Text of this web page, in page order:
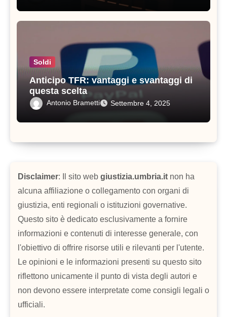
Soldi
Anticipo TFR: vantaggi e svantaggi di
questa scelta
Antonio Brametti Settembre 4, 2025
Disclaimer: Il sito web giustizia.umbria.it non ha
alcuna affiliazione o collegamento con organi di
giustizia, enti regionali o istituzioni governative.
Questo sito è dedicato esclusivamente a fornire
informazioni e contenuti di interesse generale, con
l'obiettivo di offrire risorse utili e rilevanti per l'utente.
Le opinioni e le informazioni presenti su questo sito
riflettono unicamente il punto di vista degli autori e
non devono essere interpretate come consigli legali o
ufficiali.